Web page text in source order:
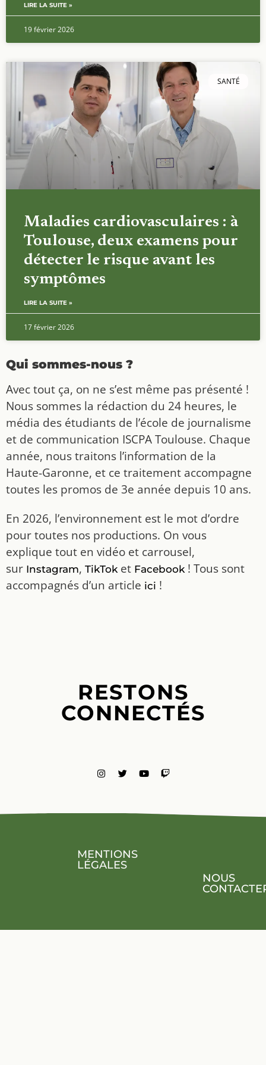
LIRE LA SUITE »
19 février 2026
SANTÉ
Maladies cardiovasculaires : à
Toulouse, deux examens pour
détecter le risque avant les
symptômes
LIRE LA SUITE »
17 février 2026
Qui sommes-nous ?
Avec tout ça, on ne s’est même pas présenté !
Nous sommes la rédaction du 24 heures, le
média des étudiants de l’école de journalisme
et de communication ISCPA Toulouse. Chaque
année, nous traitons l’information de la
Haute-Garonne, et ce traitement accompagne
toutes les promos de 3e année depuis 10 ans.
En 2026, l’environnement est le mot d’ordre
pour toutes nos productions. On vous
explique tout en vidéo et carrousel,
sur Instagram, TikToket Facebook! Tous sont
accompagnés d’un article ici !
RESTONS
CONNECTÉS
MENTIONS
LÉGALES
NOUS